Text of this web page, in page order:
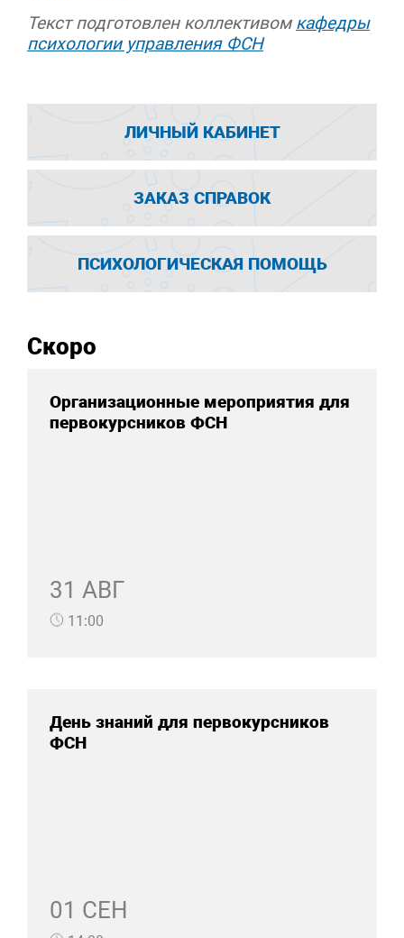
Текст подготовлен коллективом кафедры
психологии управления ФСН
ЛИЧНЫЙ КАБИНЕТ
ЗАКАЗ СПРАВОК
ПСИХОЛОГИЧЕСКАЯ ПОМОЩЬ
Скоро
Организационные мероприятия для
первокурсников ФСН
31 АВГ
11:00
День знаний для первокурсников
ФСН
01 СЕН